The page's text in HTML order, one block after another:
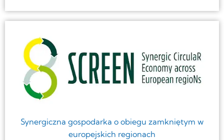
Synergiczna gospodarka o obiegu zamkniętym w
europejskich regionach